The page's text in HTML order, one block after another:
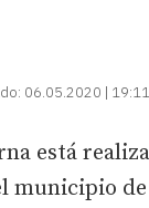
06.05.2020 | 19:11
está
municipio